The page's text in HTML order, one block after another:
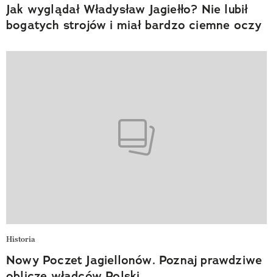
Jak wyglądał Władysław Jagiełło? Nie lubił
bogatych strojów i miał bardzo ciemne oczy
Historia
Nowy Poczet Jagiellonów. Poznaj prawdziwe